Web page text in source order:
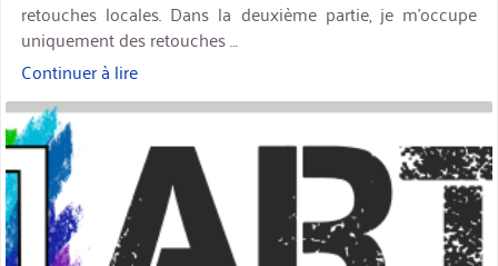
retouches locales. Dans la deuxième partie, je m’occupe
uniquement des retouches …
Continuer à lire« ART
–
Exemple
de
développement »
miniature